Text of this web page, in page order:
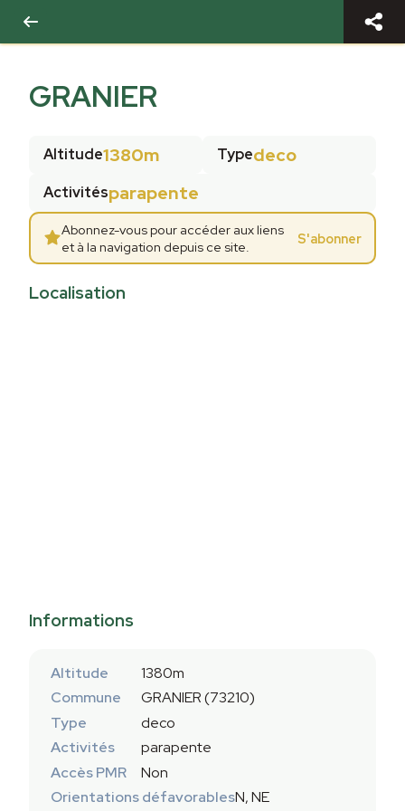
GRANIER
Altitude1380m Typedeco
Activitésparapente
Abonnez-vous pour accéder aux liens
et à la navigation depuis ce site.
S'abonner
Localisation
Informations
Altitude
1380m
Commune
GRANIER (73210)
Type
deco
Activités
parapente
Accès PMR
Non
Orientations défavorablesN, NE